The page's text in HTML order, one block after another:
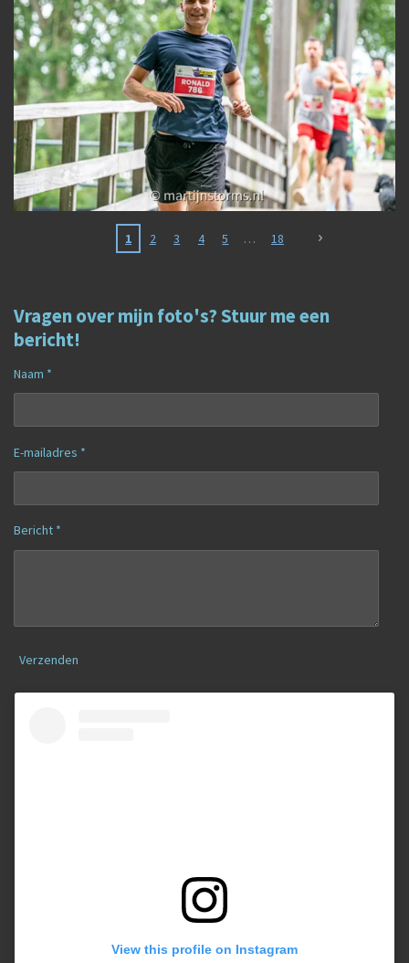
1 2 3 4 5 18
Vragen over mijn foto's? Stuur me een
bericht!
Naam *
E-mailadres *
Bericht *
Verzenden
View this profile on Instagram